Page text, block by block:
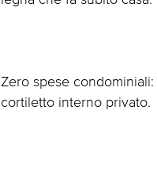
Zero spese
cortiletto interno privato.